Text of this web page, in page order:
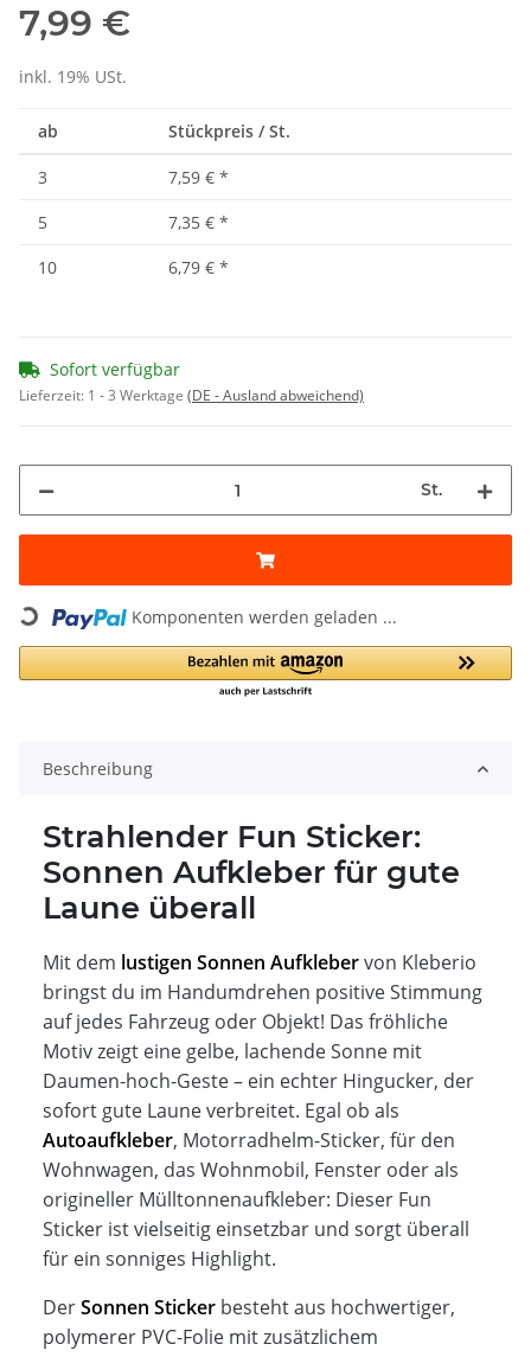
7,99 €
inkl. 19% USt.
ab Stückpreis / St.
3 7,59 € *
5
7,35 € *
10
6,79 € *
Sofort verfügbar
Lieferzeit: 1 - 3 Werktage (DE - Ausland abweichend)
St.
Loading... Komponenten werden geladen ...
Beschreibung
Strahlender Fun Sticker:
Sonnen Aufkleber für gute
Laune überall
Mit dem lustigen Sonnen Aufklebervon Kleberio
bringst du im Handumdrehen positive Stimmung
auf jedes Fahrzeug oder Objekt! Das fröhliche
Motiv zeigt eine gelbe, lachende Sonne mit
Daumen-hoch-Geste – ein echter Hingucker, der
sofort gute Laune verbreitet. Egal ob als
Autoaufkleber, Motorradhelm-Sticker, für den
Wohnwagen, das Wohnmobil, Fenster oder als
origineller Mülltonnenaufkleber: Dieser Fun
Sticker ist vielseitig einsetzbar und sorgt überall
für ein sonniges Highlight.
DerSonnen Sticker besteht aus hochwertiger,
polymerer PVC-Folie mit zusätzlichem